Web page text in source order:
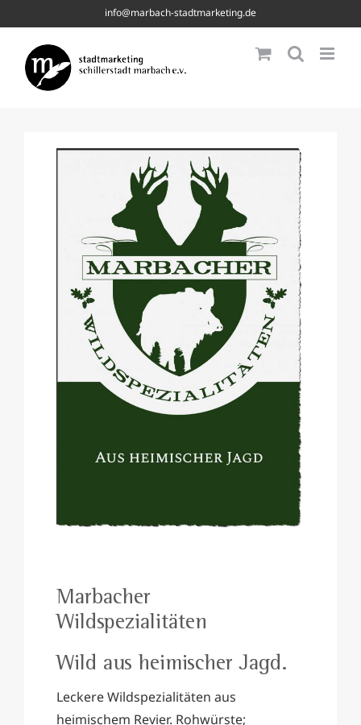
to
content
info@marbach-stadtmarketing.de
Marbacher
Wildspezialitäten
Wild aus heimischer Jagd.
Leckere Wildspezialitäten aus
heimischem Revier. Rohwürste;